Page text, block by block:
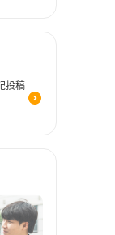
投稿